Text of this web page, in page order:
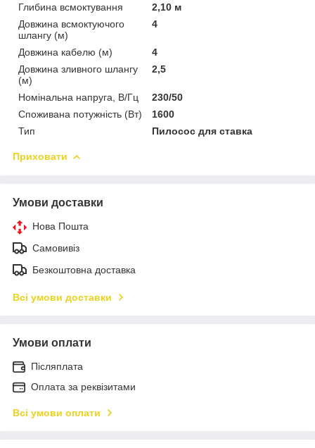
Глибина всмоктування
2,10 м
Довжина всмоктуючого
шлангу (м)
4
Довжина кабелю (м)
4
Довжина зливного шлангу
(м)
2,5
Номінальна напруга, В/Гц
230/50
Споживана потужність (Вт)
1600
Тип
Пилосос для ставка
Приховати
Умови доставки
Нова Пошта
Самовивіз
Безкоштовна доставка
Всі умови доставки
Умови оплати
Післяплата
Оплата за реквізитами
Всі умови оплати